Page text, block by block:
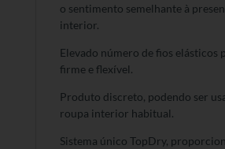
o sentimento semelhante à
interior.
Elevado número de fios elásticos
firme e flexível.
Produto discreto, podendo ser
roupa interior habitual.
Sistema único TopDry,